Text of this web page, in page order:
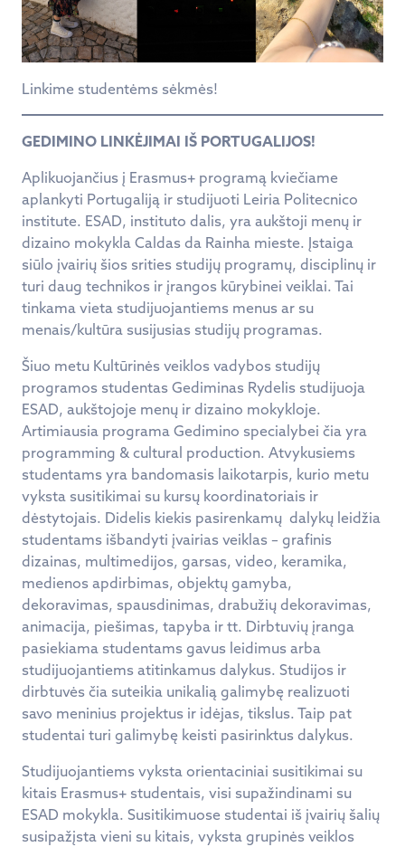
Linkime studentėms sėkmės!
GEDIMINO LINKĖJIMAI IŠ PORTUGALIJOS!
Aplikuojančius į Erasmus+ programą kviečiame
aplankyti Portugaliją ir studijuoti Leiria Politecnico
institute. ESAD, instituto dalis, yra aukštoji menų ir
dizaino mokykla Caldas da Rainha mieste. Įstaiga
siūlo įvairių šios srities studijų programų, disciplinų ir
turi daug technikos ir įrangos kūrybinei veiklai. Tai
tinkama vieta studijuojantiems menus ar su
menais/kultūra susijusias studijų programas.
Šiuo metu Kultūrinės veiklos vadybos studijų
programos studentas Gediminas Rydelis studijuoja
ESAD, aukštojoje menų ir dizaino mokykloje.
Artimiausia programa Gedimino specialybei čia yra
programming & cultural production. Atvykusiems
studentams yra bandomasis laikotarpis, kurio metu
vyksta susitikimai su kursų koordinatoriais ir
dėstytojais. Didelis kiekis pasirenkamų dalykų leidžia
studentams išbandyti įvairias veiklas – grafinis
dizainas, multimedijos, garsas, video, keramika,
medienos apdirbimas, objektų gamyba,
dekoravimas, spausdinimas, drabužių dekoravimas,
animacija, piešimas, tapyba ir tt. Dirbtuvių įranga
pasiekiama studentams gavus leidimus arba
studijuojantiems atitinkamus dalykus. Studijos ir
dirbtuvės čia suteikia unikalią galimybę realizuoti
savo meninius projektus ir idėjas, tikslus. Taip pat
studentai turi galimybę keisti pasirinktus dalykus.
Studijuojantiems vyksta orientaciniai susitikimai su
kitais Erasmus+ studentais, visi supažindinami su
ESAD mokykla. Susitikimuose studentai iš įvairių šalių
susipažįsta vieni su kitais, vyksta grupinės veiklos